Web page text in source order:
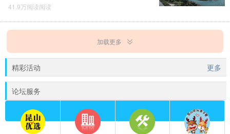
41.9万阅读阅读
加载更多
精彩活动 更多
论坛服务